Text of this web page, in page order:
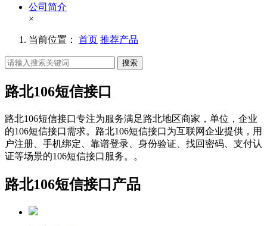
公司简介
×
当前位置： 首页 推荐产品
搜索
路北106短信接口
路北106短信接口专注为服务满足路北地区商家，单位，企业
的106短信接口需求。路北106短信接口为互联网企业提供，用
户注册、手机绑定、靠谱登录、身份验证、找回密码、支付认
证等场景的106短信接口服务。。
路北106短信接口产品